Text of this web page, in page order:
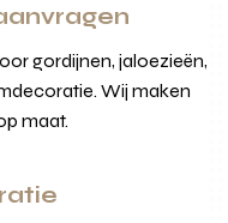
gordijnen, jaloezieën,
Wij maken
maat.